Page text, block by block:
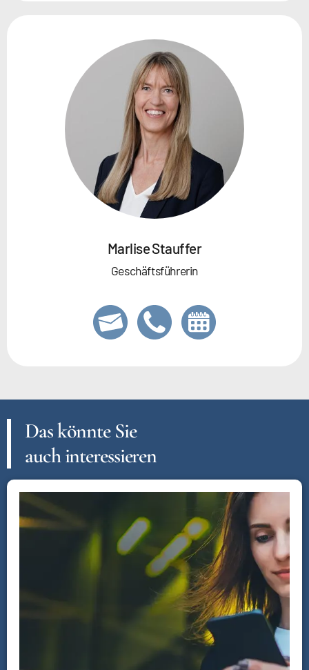
Marlise Stauffer
Geschäftsführerin
Das könnte Sie
auch interessieren